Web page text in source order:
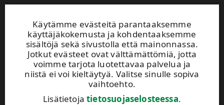
Käytämme evästeitä parantaaksemme
käyttäjäkokemusta ja kohdentaaksemme
sisältöjä sekä sivustolla että mainonnassa.
Jotkut evästeet ovat välttämättömiä, jotta
voimme tarjota luotettavaa palvelua ja
niistä ei voi kieltäytyä. Valitse sinulle sopiva
vaihtoehto.
Lisätietojatietosuojaselosteessa.
Extranet
UPM TIMBER
Peltokatu 26 C, 5. krs
PL 203
Puh. +358 204 15 113